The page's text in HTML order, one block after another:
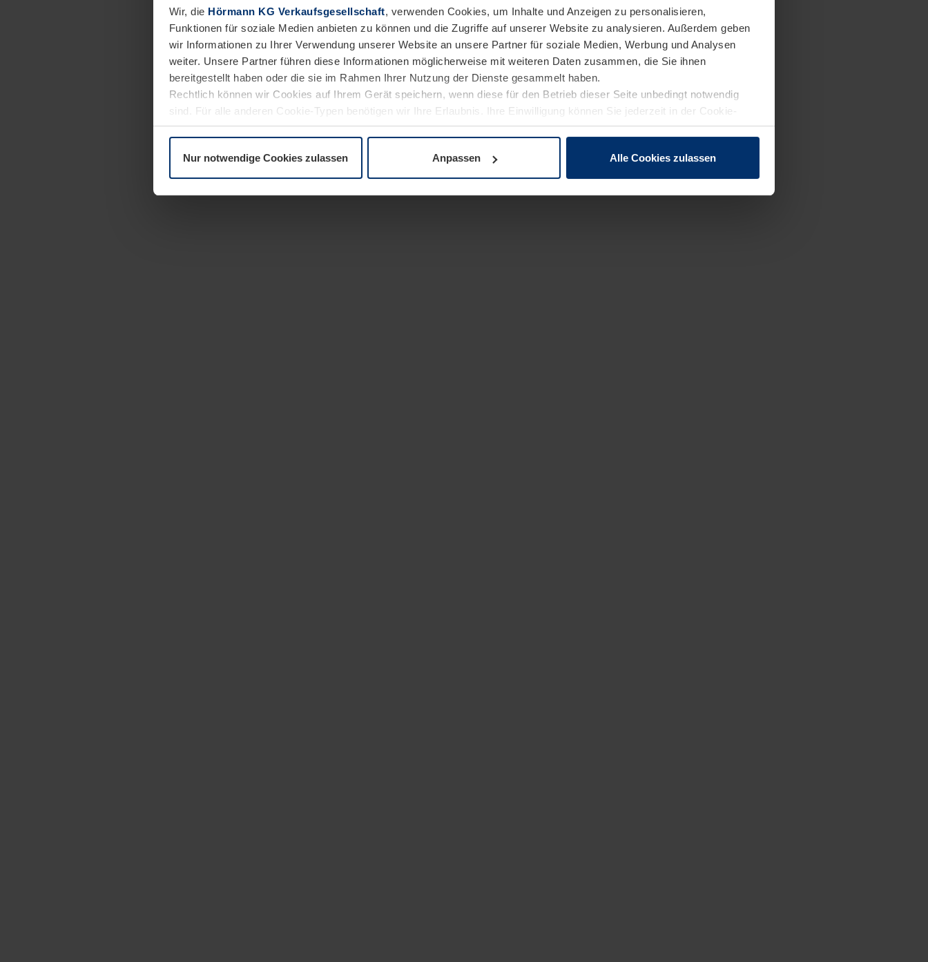
Wir, die Hörmann KG Verkaufsgesellschaft, verwenden Cookies, um Inhalte und Anzeigen zu personalisieren,
Funktionen für soziale Medien anbieten zu können und die Zugriffe auf unserer Website zu analysieren. Außerdem geben
wir Informationen zu Ihrer Verwendung unserer Website an unsere Partner für soziale Medien, Werbung und Analysen
weiter. Unsere Partner führen diese Informationen möglicherweise mit weiteren Daten zusammen, die Sie ihnen
bereitgestellt haben oder die sie im Rahmen Ihrer Nutzung der Dienste gesammelt haben.
Rechtlich können wir Cookies auf Ihrem Gerät speichern, wenn diese für den Betrieb dieser Seite unbedingt notwendig
sind. Für alle anderen Cookie-Typen benötigen wir Ihre Erlaubnis. Ihre Einwilligung können Sie jederzeit in der Cookie-
Erläuterung auf der SeiteDatenschutzerklärungunserer Website ändern oder widerrufen.
Nur notwendige Cookies zulassen Anpassen Alle Cookies zulassen